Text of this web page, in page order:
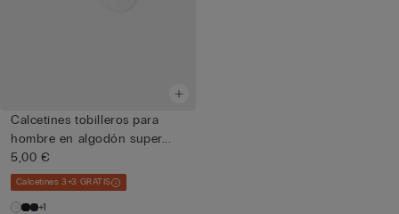
Calcetines tobilleros para
hombre en algodón super...
5,00 €
Calcetines 3+3 GRATIS
+1